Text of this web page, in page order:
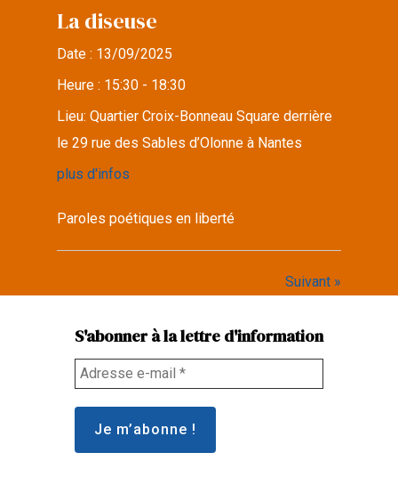
La diseuse
Date : 13/09/2025
Heure : 15:30 - 18:30
Lieu:Quartier Croix-Bonneau Square derrière
le 29 rue des Sables d’Olonne à Nantes
plus d'infos
Paroles poétiques en liberté
Suivant »
S'abonner à la lettre d'information